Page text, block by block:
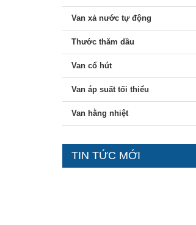
Van xả nước tự động
Thước thăm dầu
Van cổ hút
Van áp suất tối thiểu
Van hằng nhiệt
TIN TỨC MỚI